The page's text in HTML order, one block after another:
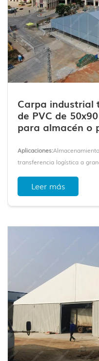
Carpa industrial
de PVC de
para almacén o
Aplicaciones:
transferencia logística a
Área total:4.500 m² (50 m ×
Marco:Marco de aluminio
Cubrir:PVC de doble capa
Selecciones personalizadas:
industrial, puertas
estanterías de
Leer más